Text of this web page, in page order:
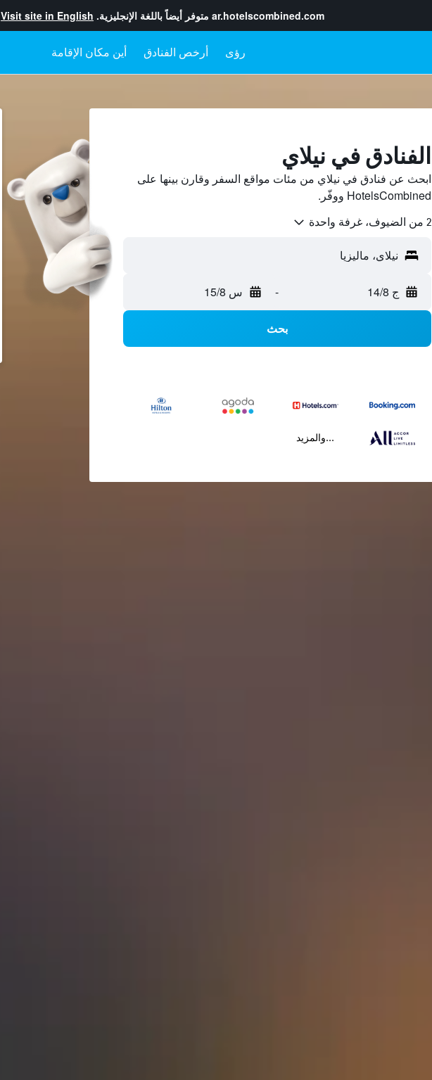
ar.hotelscombined.com متوفر أيضاً باللغة الإنجليزية. Visit site in English
رؤى أرخص الفنادق أين مكان الإقامة
الفنادق في نيلاي
ابحث عن فنادق في نيلاي من مئات مواقع السفر وقارن بينها على
HotelsCombined ووفّر.
2 من الضيوف، غرفة واحدة
ج 14/8 - س 15/8
بحث
...والمزيد